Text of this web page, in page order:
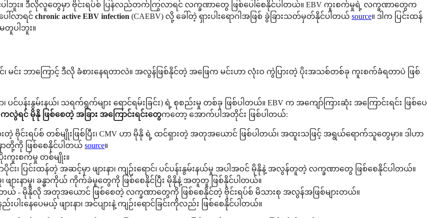
ဘူး။ ဒီလိုလူတွေမှာ ဗိုင်းရပ်စ် ပြန်လည်တက်ကြွလာရင် လက္ခဏာတွေ ဖြစ်ပေါ်စေနိုင်ပါတယ်။ EBV ကူးစက်မှုရဲ့ လက္ခဏာတွေက
ါ်လာရင် chronic active EBV infection (CAEBV) လို့ ခေါ်တဲ့ ရှားပါးရောဂါအဖြစ် ခွဲခြားသတ်မှတ်နိုင်ပါတယ် source။ ဒါက ပြင်းထန်
တူပါဘူး။
မင်း ဘာကြောင့် ဒီလို ခံစားနေရတာလဲ။ အလွန်ဖြစ်နိုင်တဲ့ အဖြေက မင်းဟာ လုံးဝ ကွဲပြားတဲ့ ပိုးအသစ်တစ်ခု ကူးစက်ခံရတာပဲ ဖြစ်
င်ပန်းနွမ်းနယ်၊ သရက်ရွက်များ ရောင်ရမ်းခြင်း) ရဲ့ စုစည်းမှု တစ်ခု ဖြစ်ပါတယ်။ EBV က အကျော်ကြားဆုံး အကြောင်းရင်း ဖြစ်ပေ
ကလွဲရင် မိုနို ဖြစ်စေတဲ့ အခြား အကြောင်းရင်းတွေကတော့ အောက်ပါအတိုင်း ဖြစ်ပါတယ်:
တဲ့ ဗိုင်းရပ်စ် တစ်မျိုးဖြစ်ပြီး၊ CMV ဟာ မိုနို ရဲ့ ထင်ရှားတဲ့ အတုအယောင် ဖြစ်ပါတယ်၊ အထူးသဖြင့် အရွယ်ရောက်သူတွေမှာ။ ဒါဟာ
နာတို့ကို ဖြစ်စေနိုင်ပါတယ် source။
ကူးစက်မှု တစ်မျိုး။
င်း၊ ပြင်းထန်တဲ့ အဆင့်မှာ ဖျားနာ၊ ကျဉ်းရောင်၊ ပင်ပန်းနွမ်းနယ်မှု အပါအဝင် မိုနိုနဲ့ အလွန်တူတဲ့ လက္ခဏာတွေ ဖြစ်စေနိုင်ပါတယ်။
ျားနာမှု၊ ခန္ဓာကိုယ် ကိုက်ခဲမှုတွေကို ဖြစ်စေနိုင်ပြီး မိုနိုနဲ့ အတူတူ ဖြစ်နိုင်ပါတယ်။
ါတယ် - မိုနိုလို အတုအယောင် ဖြစ်စေတဲ့ လက္ခဏာတွေကို ဖြစ်စေနိုင်တဲ့ ဗိုင်းရပ်စ် မိသားစု အလွန်အဖြစ်များတယ်။
းနေပေမယ့် ဖျားနာ၊ အင်ပျားနဲ့ ကျဉ်းရောင်ခြင်းကိုလည်း ဖြစ်စေနိုင်ပါတယ်။